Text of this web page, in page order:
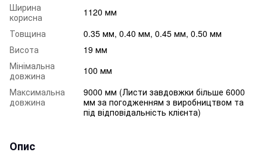
Ширина
корисна
1120 мм
Товщина
0.35 мм, 0.40 мм, 0.45 мм, 0.50 мм
Висота
19 мм
Мінімальна
довжина
100 мм
Максимальна
довжина
9000 мм (Листи завдовжки більше 6000
мм за погодженням з виробництвом та
під відповідальність клієнта)
Опис